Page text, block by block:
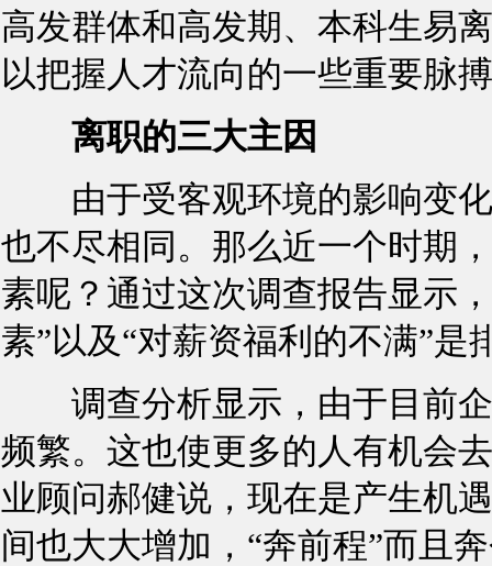
高发群体和高发期、本科生易
以把握人才流向的一些重要脉
离职的三大主因
由于受客观环境的影响变化
也不尽相同。那么近一个时期
素呢？通过这次调查报告显示
素”以及“对薪资福利的不满”
调查分析显示，由于目前企
频繁。这也使更多的人有机会
业顾问郝健说，现在是产生机
间也大大增加，“奔前程”而且